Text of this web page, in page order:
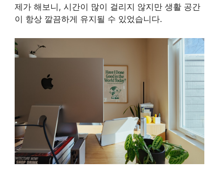
제가 해보니, 시간이 많이 걸리지 않지만 생활 공간
이 항상 깔끔하게 유지될 수 있었습니다.